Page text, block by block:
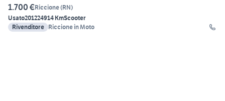
1.700 €Riccione(RN)
Usato201224914 KmScooter
Rivenditore Riccione in Moto